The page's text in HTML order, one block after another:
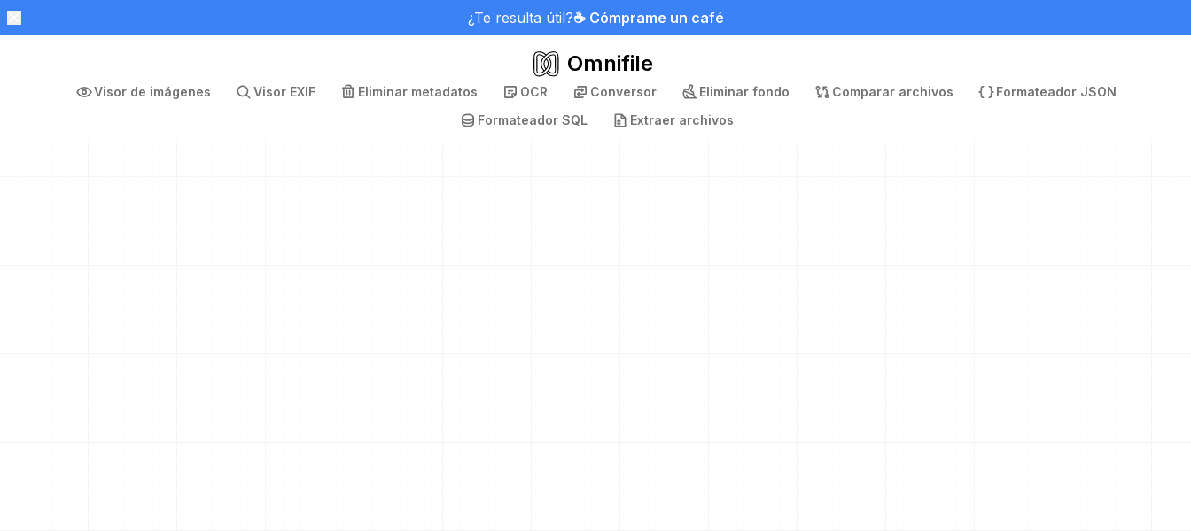
¿Te resulta útil?☕ Cómprame un café
Omnifile
Visor de imágenes Visor EXIF Eliminar metadatos OCR Conversor Eliminar fondo Comparar archivos
Formateador JSON
Formateador SQL
Extraer archivos